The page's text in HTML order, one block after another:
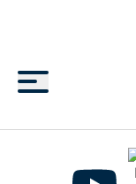
Menu